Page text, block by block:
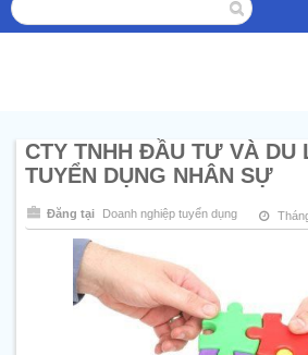
CTY TNHH ĐẦU TƯ VÀ DU
TUYỂN DỤNG NHÂN SỰ
Đăng tại Doanh nghiệp tuyển dụng